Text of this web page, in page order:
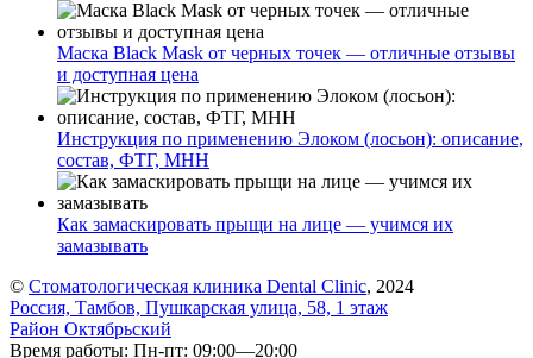
Маска Black Mask от черных точек — отличные отзывы
и доступная цена
Инструкция по применению Элоком (лосьон): описание,
состав, ФТГ, МНН
Как замаскировать прыщи на лице — учимся их
замазывать
© Стоматологическая клиника Dental Clinic, 2024
Россия, Тамбов, Пушкарская улица, 58, 1 этаж
Район Октябрьский
Время работы: Пн-пт: 09:00—20:00